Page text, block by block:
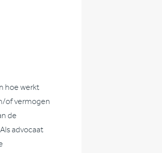
hoe werkt
of vermogen
de
advocaat